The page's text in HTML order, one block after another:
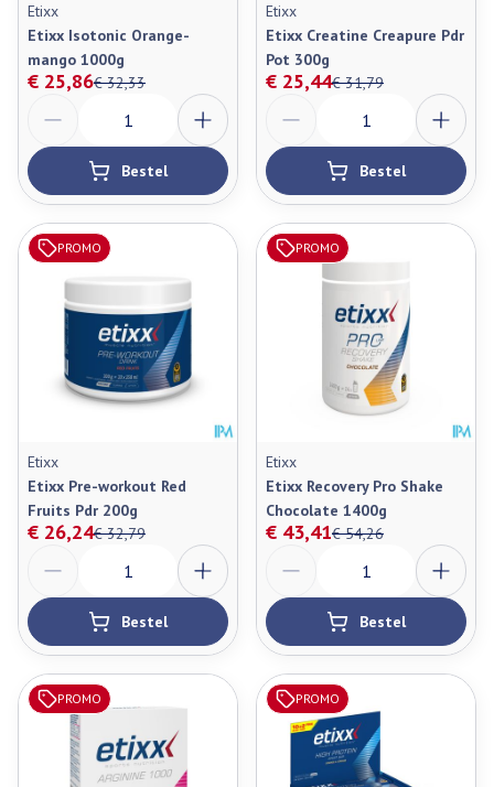
Etixx
Etixx Isotonic Orange-
mango 1000g
€ 32,33
€ 25,86
Bestel
Etixx
Etixx Creatine Creapure Pdr
Pot 300g
€ 31,79
€ 25,44
Bestel
PROMO
Etixx
Etixx Pre-workout Red
Fruits Pdr 200g
€ 32,79
€ 26,24
Bestel
PROMO
Etixx
Etixx Recovery Pro Shake
Chocolate 1400g
€ 54,26
€ 43,41
Bestel
PROMO PROMO